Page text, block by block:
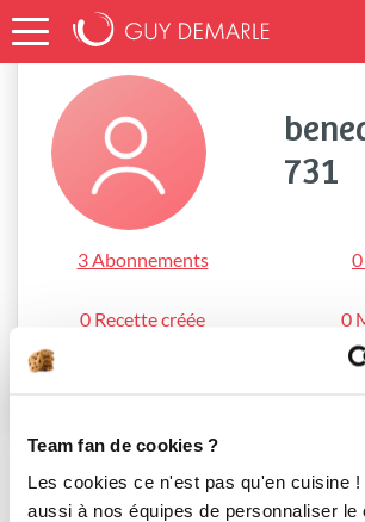
Team fan de cookies ?
Les cookies ce n'est pas qu'en cuisine
aussi à nos équipes de personnaliser le
Accueil benedicteg_2731
731
3 Abonnements
0 Recette créée 0